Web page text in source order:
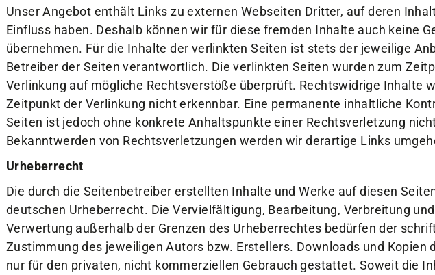
Unser Angebot enthält Links zu externen Webseiten Dritter, auf deren
Einfluss haben. Deshalb können wir für diese fremden Inhalte auch keine
übernehmen. Für die Inhalte der verlinkten Seiten ist stets der jeweilige
Betreiber der Seiten verantwortlich. Die verlinkten Seiten wurden zum
Verlinkung auf mögliche Rechtsverstöße überprüft. Rechtswidrige Inhalte
Zeitpunkt der Verlinkung nicht erkennbar. Eine permanente inhaltliche
Seiten ist jedoch ohne konkrete Anhaltspunkte einer Rechtsverletzung
Bekanntwerden von Rechtsverletzungen werden wir derartige Links
Urheberrecht
Die durch die Seitenbetreiber erstellten Inhalte und Werke auf diesen
deutschen Urheberrecht. Die Vervielfältigung, Bearbeitung, Verbreitung
Verwertung außerhalb der Grenzen des Urheberrechtes bedürfen der
Zustimmung des jeweiligen Autors bzw. Erstellers. Downloads und Kopien
nur für den privaten, nicht kommerziellen Gebrauch gestattet. Soweit die